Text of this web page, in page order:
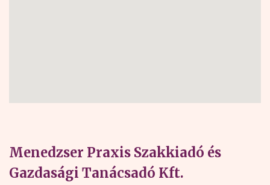
Menedzser Praxis Szakkiadó és
Gazdasági Tanácsadó Kft.